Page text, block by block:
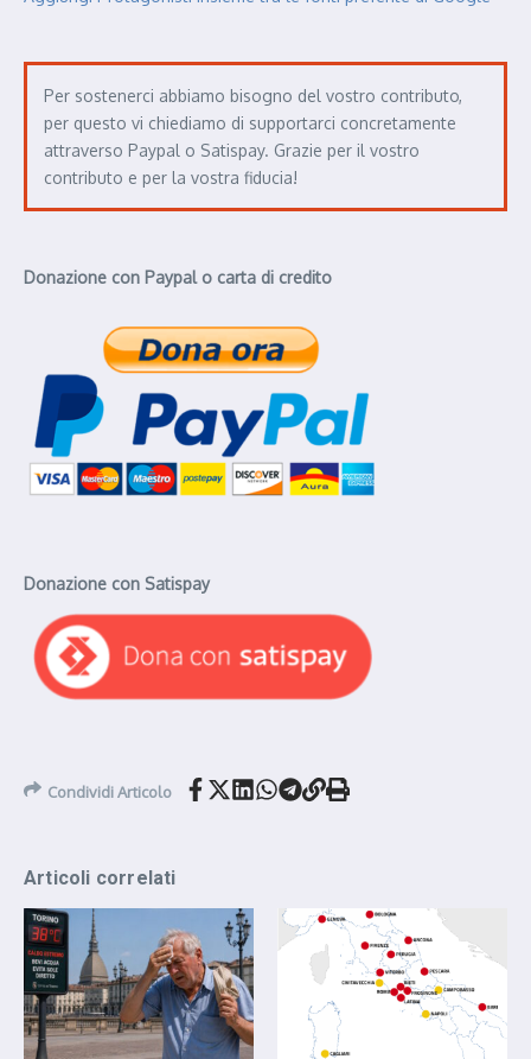
Per sostenerci abbiamo bisogno del vostro contributo,
per questo vi chiediamo di supportarci concretamente
attraverso Paypal o Satispay. Grazie per il vostro
contributo e per la vostra fiducia!
Donazione con Paypal o carta di credito
Donazione con Satispay
Condividi Articolo
Articoli correlati